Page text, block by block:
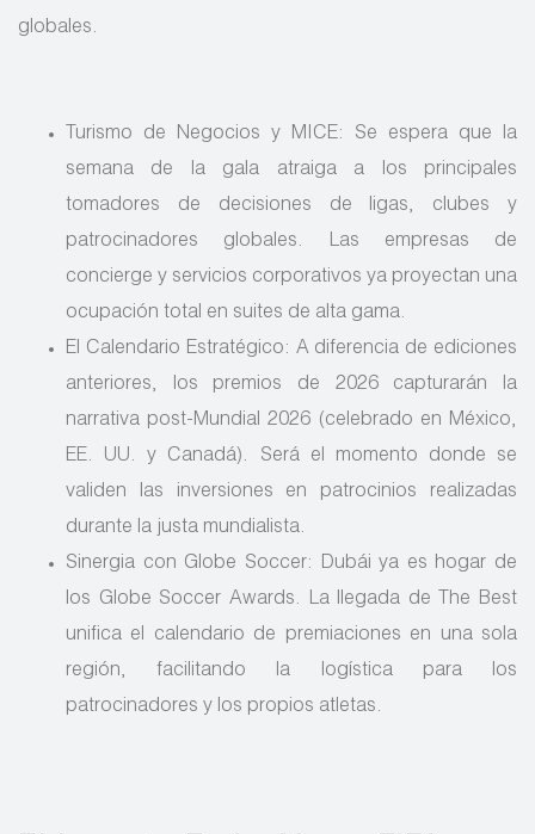
globales.
Turismo de Negocios y MICE: Se espera que la
semana de la gala atraiga a los principales
tomadores de decisiones de ligas, clubes y
patrocinadores globales. Las empresas de
concierge y servicios corporativos ya proyectan una
ocupación total en suites de alta gama.
El Calendario Estratégico: A diferencia de ediciones
anteriores, los premios de 2026 capturarán la
narrativa post-Mundial 2026 (celebrado en México,
EE. UU. y Canadá). Será el momento donde se
validen las inversiones en patrocinios realizadas
durante la justa mundialista.
Sinergia con Globe Soccer: Dubái ya es hogar de
los Globe Soccer Awards. La llegada de The Best
unifica el calendario de premiaciones en una sola
región, facilitando la logística para los
patrocinadores y los propios atletas.